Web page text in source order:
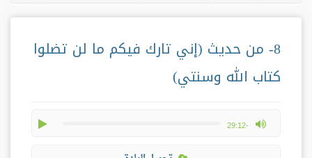
8- من حديث (إني تارك فيكم ما لن تضلوا
كتاب الله وسنتي)
-29:12
max volume